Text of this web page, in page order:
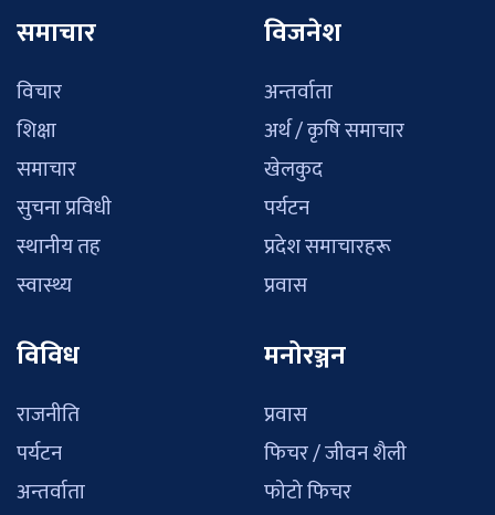
समाचार
विचार
शिक्षा
समाचार
सुचना प्रविधी
स्थानीय तह
स्वास्थ्य
विजनेश
अन्तर्वाता
अर्थ / कृषि समाचार
खेलकुद
पर्यटन
प्रदेश समाचारहरू
प्रवास
विविध
राजनीति
पर्यटन
अन्तर्वाता
मनोरञ्जन
प्रवास
फिचर / जीवन शैली
फोटो फिचर